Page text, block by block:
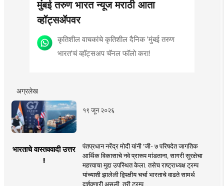
मुंबई तरुण भारत न्यूज मराठी आता
व्हॉट्सॲपवर
कृतिशील वाचकांचे कृतिशील दैनिक 'मुंबई तरुण
भारत'चं व्हॉट्सअप चॅनल फॉलो करा!
अग्रलेख
१९ जून २०२६
भारताचे वास्तववादी उत्तर
!
पंतप्रधान नरेंद्र मोदी यांनी 'जी- ७ परिषदेत जागतिक
आर्थिक विकासाचे नवे प्रारूप मांडताना, सागरी सुरक्षेचा
महत्त्वाचा मुद्दा उपस्थित केला. तसेच राष्ट्राध्यक्ष ट्रम्प
यांच्याशी झालेली द्विपक्षीय चर्चा भारताचे वाढते सामर्थ
दर्शवणारी असली, तरी ट्रम्प ..